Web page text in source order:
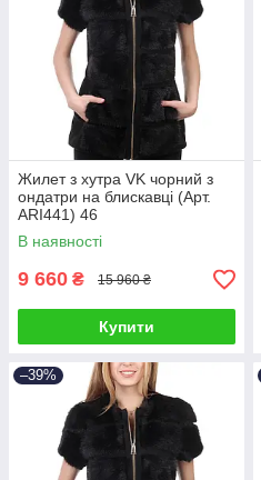
Жилет з хутра VK чорний з
ондатри на блискавці (Арт.
ARI441) 46
В наявності
9 660 ₴ 15 960 ₴
Купити
–39%